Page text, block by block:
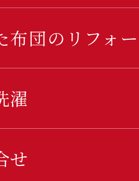
布団のリフォ
濯
せ